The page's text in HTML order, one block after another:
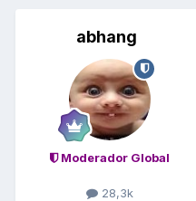
abhang
Moderador Global
28,3k